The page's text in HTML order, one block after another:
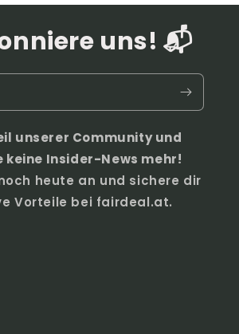
uns! 📬
unserer Community und
keine Insider-News mehr!
heute an und sichere dir
Vorteile bei fairdeal.at.